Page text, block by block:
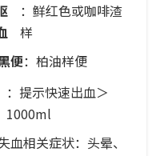
：鲜红色或咖啡渣
样
便：柏油样便
：提示快速出血＞
1000ml
状：头晕、